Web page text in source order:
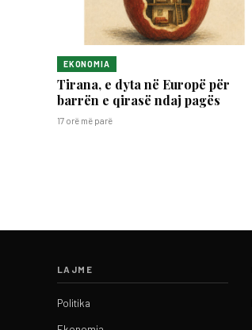
EKONOMIA
Tirana, e dyta në Europë për
barrën e qirasë ndaj pagës
17 orë më parë
LAJME
Politika